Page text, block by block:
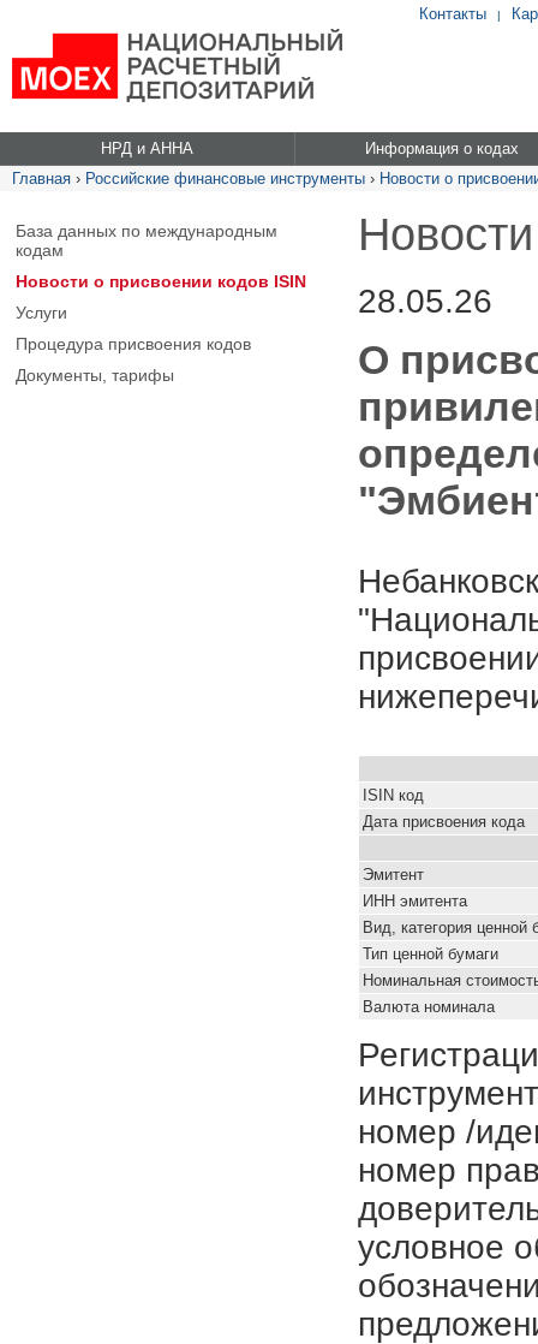
Контакты |
НРД и АННА
Информация о кодах
Главная › Российские финансовые инструменты › Новости о
База данных по международным
кодам
Новости о присвоении кодов ISIN
Услуги
Процедура присвоения кодов
Документы, тарифы
28.05.26
О
ISIN код
Дата присвоения кода
Эмитент
ИНН эмитента
Вид, категория ценной
Тип ценной бумаги
Номинальная
Валюта номинала
номер /
номер
условное